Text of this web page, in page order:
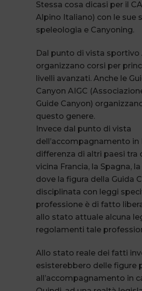
Stessa cosa dicasi per il
Alpino Italiano) con le sue
speleologia e Canyoning.
Dal punto di vista sportivo
organizzano corsi per
livelli avanzati. Anche le
Canyon AIGC
Guide Canyon)
questo genere.
Invece dal punto di vista
dell’accompagnamento in
differenza di altri paesi tra
vicina Francia, la Spagna, la
dove la figura della Guida
disciplinata con leggi
professione è di fatto
allo stato attuale alcuna
regolamenti tale
Allo stato reale dei fatti
esisterebbero delle figure
all’accompagnamento in